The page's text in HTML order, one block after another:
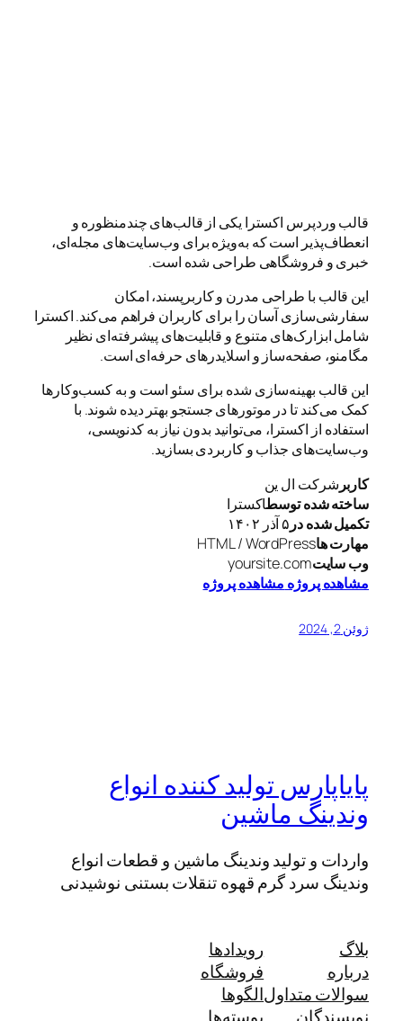
قالب وردپرس اکسترا یکی از قالب‌های چندمنظوره و
انعطاف‌پذیر است که به‌ویژه برای وب‌سایت‌های مجله‌ای،
خبری و فروشگاهی طراحی شده است.
این قالب با طراحی مدرن و کاربرپسند، امکان
سفارشی‌سازی آسان را برای کاربران فراهم می‌کند. اکسترا
شامل ابزارک‌های متنوع و قابلیت‌های پیشرفته‌ای نظیر
مگامنو، صفحه‌ساز و اسلایدرهای حرفه‌ای است.
این قالب بهینه‌سازی شده برای سئو است و به کسب‌وکارها
کمک می‌کند تا در موتورهای جستجو بهتر دیده شوند. با
استفاده از اکسترا، می‌توانید بدون نیاز به کدنویسی،
وب‌سایت‌های جذاب و کاربردی بسازید.
کاربر شرکت ال ین
ساخته شده توسطاکسترا
تکمیل شده در ۵ آذر ۱۴۰۲
مهارت هاHTML / WordPress
وب سایتyoursite.com
مشاهده پروژه مشاهده پروژه
ژوئن 2, 2024
پایاپارس تولید کننده انواع
وندینگ ماشین
واردات و تولید وندینگ ماشین و قطعات انواع
وندینگ سرد گرم قهوه تنقلات بستنی نوشیدنی
بلاگ
درباره
سوالات متداول
رویدادها
فروشگاه
الگوها